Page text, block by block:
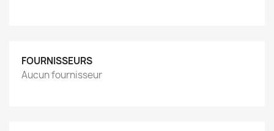
FOURNISSEURS
Aucun fournisseur